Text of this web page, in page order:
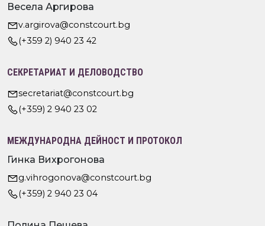
Весела Аргирова
v.argirova@constcourt.bg
(+359 2) 940 23 42
СЕКРЕТАРИАТ И ДЕЛОВОДСТВО
secretariat@constcourt.bg
(+359) 2 940 23 02
МЕЖДУНАРОДНА ДЕЙНОСТ И ПРОТОКОЛ
Гинка Вихрогонова
g.vihrogonova@constcourt.bg
(+359) 2 940 23 04